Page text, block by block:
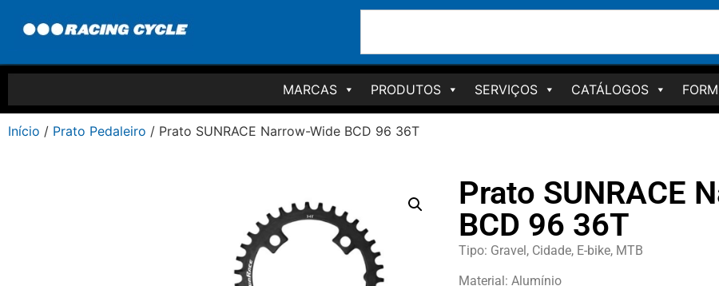
MARCAS PRODUTOS SERVIÇOS CATÁLOGOS
Início / Prato Pedaleiro / Prato SUNRACE Narrow-Wide BCD 96 36T
Prato SUNRACE
BCD 96 36T
Tipo: Gravel, Cidade, E-bike, MTB
Material: Alumínio